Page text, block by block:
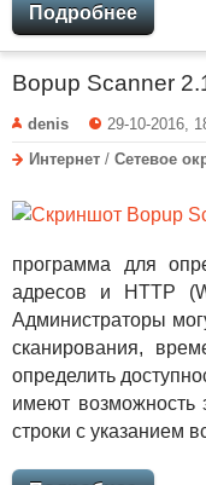
Подробнее
Bopup Scanner
denis 29-10-2016,
Интернет / Сетевое
программа для
адресов и HTTP
Администраторы
сканирования,
определить
имеют возможность
строки с указанием